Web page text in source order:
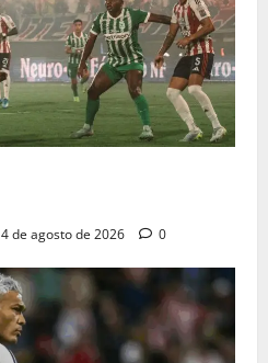
4 de agosto de 2026 0